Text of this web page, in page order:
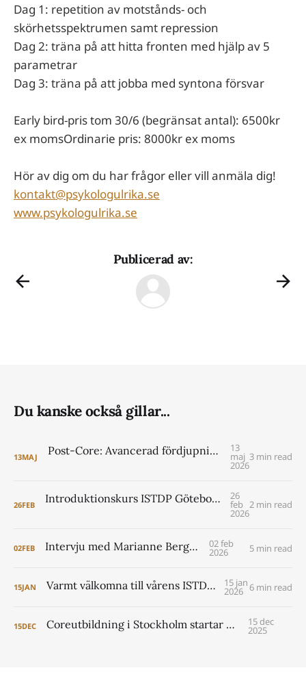
Dag 1: repetition av motstånds- och
skörhetsspektrumen samt repression
Dag 2: träna på att hitta fronten med hjälp av 5
parametrar
Dag 3: träna på att jobba med syntona försvar
Early bird-pris tom 30/6 (begränsat antal): 6500kr
ex momsOrdinarie pris: 8000kr ex moms
Hör av dig om du har frågor eller vill anmäla dig!
kontakt@psykologulrika.se
www.psykologulrika.se
Publicerad av:
Du kanske också gillar...
13MAJ Post-Core: Avancerad fördjupning i ISTDP för psykologer VT 2027 13
maj
2026
3 min read
26FEB Introduktionskurs ISTDP Göteborg 6-8 maj 2026 (pre core) 26
feb
2026
2 min read
02FEB Intervju med Marianne Berggren 02 feb
2026 5 min read
15JAN Varmt välkomna till vårens ISTDP Academy! 15 jan
2026 6 min read
15DEC Coreutbildning i Stockholm startar 2026 15 dec
2025